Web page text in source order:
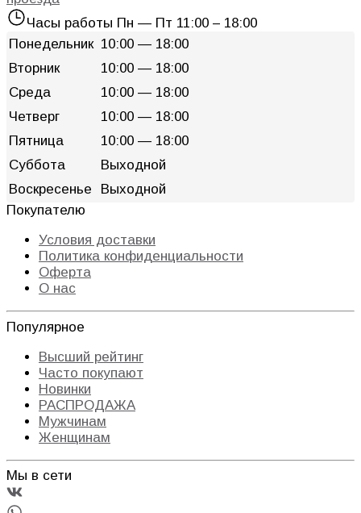
Часы работы Пн — Пт 11:00 – 18:00
Понедельник 10:00 — 18:00
Вторник
10:00 — 18:00
Среда
10:00 — 18:00
Четверг
10:00 — 18:00
Пятница
10:00 — 18:00
Суббота
Выходной
Воскресенье
Выходной
Покупателю
Условия доставки
Политика конфиденциальности
Оферта
О нас
Популярное
Высший рейтинг
Часто покупают
Новинки
РАСПРОДАЖА
Мужчинам
Женщинам
Мы в сети